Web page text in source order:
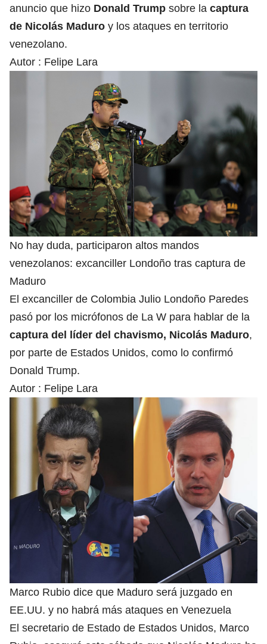
anuncio que hizo Donald Trump sobre la captura
de Nicolás Maduro y los ataques en territorio
venezolano.
Autor : Felipe Lara
No hay duda, participaron altos mandos
venezolanos: excanciller Londoño tras captura de
Maduro
El excanciller de Colombia Julio Londoño Paredes
pasó por los micrófonos de La W para hablar de la
captura del líder del chavismo, Nicolás Maduro,
por parte de Estados Unidos, como lo confirmó
Donald Trump.
Autor : Felipe Lara
Marco Rubio dice que Maduro será juzgado en
EE.UU. y no habrá más ataques en Venezuela
El secretario de Estado de Estados Unidos, Marco